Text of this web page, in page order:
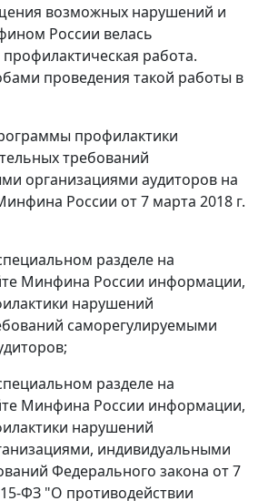
возможных нарушений и
России велась
работа.
проведения такой работы в
профилактики
требований
организациями аудиторов на
России от 7 марта 2018 г.
разделе на
Минфина России информации,
нарушений
саморегулируемыми
разделе на
Минфина России информации,
нарушений
индивидуальными
Федерального закона от 7
ФЗ "О противодействии